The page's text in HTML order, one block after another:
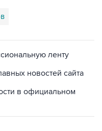
ленту
новостей сайта
в официальном